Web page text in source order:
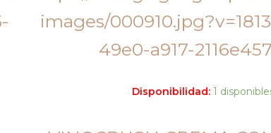
Disponibilidad: 1